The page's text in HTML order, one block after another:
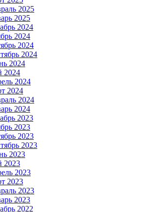
2025
2025
2024
2024
2024
2024
2024
2024
2024
2024
2024
2024
2023
2023
2023
2023
2023
2023
2023
2023
2023
2023
2022